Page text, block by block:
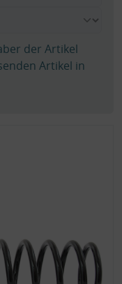
der Artikel
Artikel in